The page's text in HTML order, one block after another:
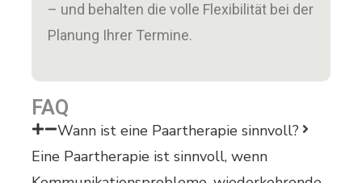
– und behalten die volle Flexibilität bei der
Planung Ihrer Termine.
FAQ
Wann ist eine Paartherapie sinnvoll?
Eine Paartherapie ist sinnvoll, wenn